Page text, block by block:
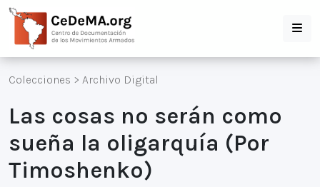
Colecciones > Archivo Digital
Las cosas no serán como
sueña la oligarquía (Por
Timoshenko)